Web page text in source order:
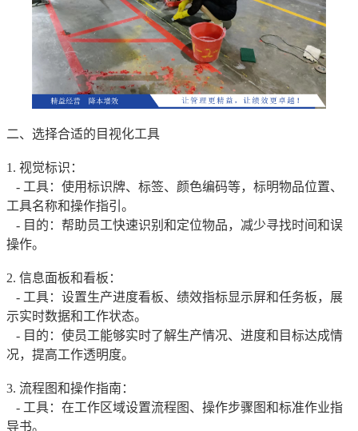
二、选择合适的目视化工具
1. 视觉标识：
- 工具：使用标识牌、标签、颜色编码等，标明物品位置、
工具名称和操作指引。
- 目的：帮助员工快速识别和定位物品，减少寻找时间和误
操作。
2. 信息面板和看板：
- 工具：设置生产进度看板、绩效指标显示屏和任务板，展
示实时数据和工作状态。
- 目的：使员工能够实时了解生产情况、进度和目标达成情
况，提高工作透明度。
3. 流程图和操作指南：
- 工具：在工作区域设置流程图、操作步骤图和标准作业指
导书。